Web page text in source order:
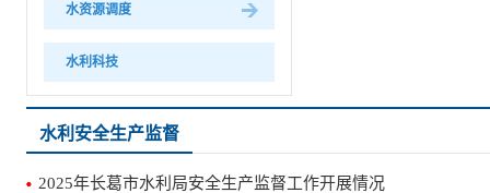
水资源调度
水利科技
水利安全生产监督
2025年长葛市水利局安全生产监督工作开展情况